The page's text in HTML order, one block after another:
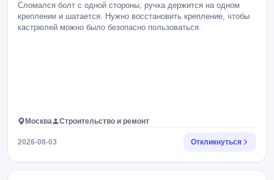
Сломался болт с одной стороны, ручка держится на одном
креплении и шатается. Нужно восстановить крепление, чтобы
кастрюлей можно было безопасно пользоваться.
Москва Строительство и ремонт
2026-08-03 Откликнуться